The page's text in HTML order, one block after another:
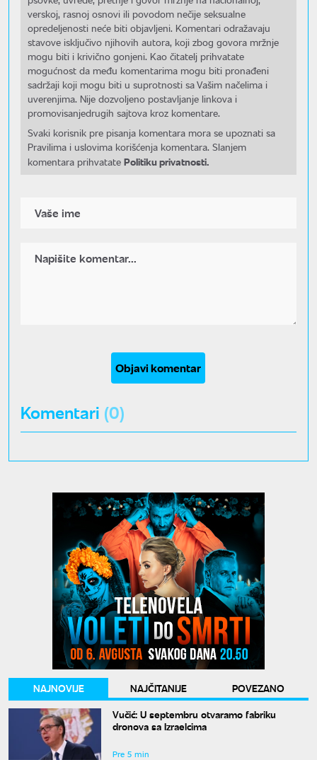
verskoj, rasnoj osnovi ili povodom nečije seksualne
opredeljenosti neće biti objavljeni. Komentari odražavaju
stavove isključivo njihovih autora, koji zbog govora mržnje
mogu biti i krivično gonjeni. Kao čitatelj prihvatate
mogućnost da među komentarima mogu biti pronađeni
sadržaji koji mogu biti u suprotnosti sa Vašim načelima i
uverenjima. Nije dozvoljeno postavljanje linkova i
promovisanjedrugih sajtova kroz komentare.
Svaki korisnik pre pisanja komentara mora se upoznati sa
Pravilima i uslovima korišćenja komentara. Slanjem
komentara prihvatate Politiku privatnosti.
Objavi komentar
Komentari (0)
NAJNOVIJE NAJČITANIJE
POVEZANO
Vučić: U septembru otvaramo fabriku
dronova sa Izraelcima
Pre 5 min